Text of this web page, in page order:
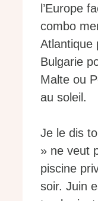
l’Europe
combo
Atlantique
Bulgarie
Malte ou
au soleil.
Je le dis
» ne veut
piscine
soir. Juin